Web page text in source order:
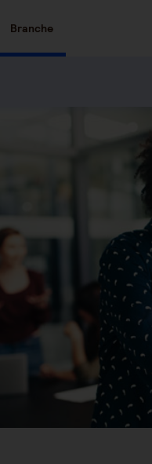
Branche